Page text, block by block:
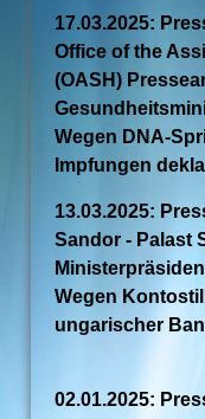
17.03.2025:
Office of the
(OASH)
Wegen DNA-
Impfungen
13.03.2025:
Sandor - Palast
Wegen
ungarischer
02.01.2025: